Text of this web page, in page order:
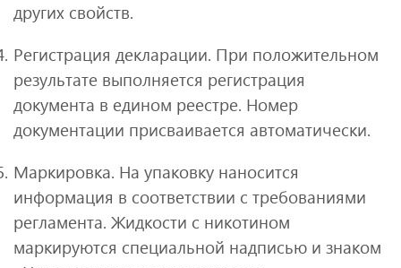
других свойств.
Регистрация декларации. При положительном
результате выполняется регистрация
документа в едином реестре. Номер
документации присваивается автоматически.
Маркировка. На упаковку наносится
информация в соответствии с требованиями
регламента. Жидкости с никотином
маркируются специальной надписью и знаком